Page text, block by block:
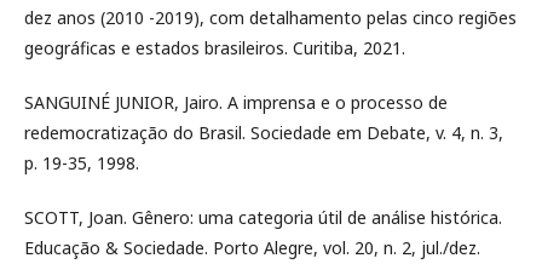
dez anos (2010 -2019), com detalhamento pelas cinco regiões
geográficas e estados brasileiros. Curitiba, 2021.
SANGUINÉ JUNIOR, Jairo. A imprensa e o processo de
redemocratização do Brasil. Sociedade em Debate, v. 4, n. 3,
p. 19-35, 1998.
SCOTT, Joan. Gênero: uma categoria útil de análise histórica.
Educação & Sociedade. Porto Alegre, vol. 20, n. 2, jul./dez.